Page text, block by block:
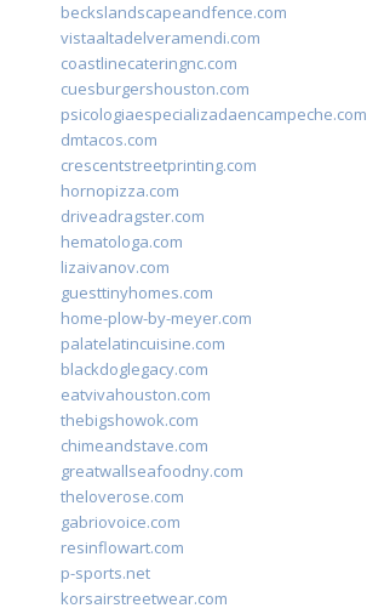
beckslandscapeandfence.com
vistaaltadelveramendi.com
coastlinecateringnc.com
cuesburgershouston.com
psicologiaespecializadaencampeche.com
dmtacos.com
crescentstreetprinting.com
hornopizza.com
driveadragster.com
hematologa.com
lizaivanov.com
guesttinyhomes.com
home-plow-by-meyer.com
palatelatincuisine.com
blackdoglegacy.com
eatvivahouston.com
thebigshowok.com
chimeandstave.com
greatwallseafoodny.com
theloverose.com
gabriovoice.com
resinflowart.com
p-sports.net
korsairstreetwear.com